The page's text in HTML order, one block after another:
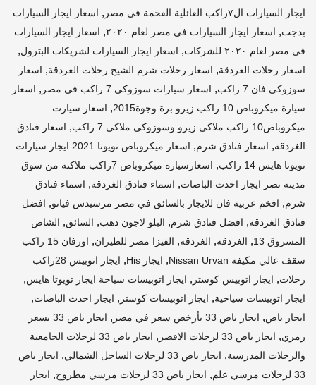
ايجار السيارات ال٧راكب العائلية الفخمة في مصر
, اسعار ايجار السيارات
بدجت, اسعار ايجار السيارات في مصر لعام ٢٠٢٠ , اسعار ايجار السيارات
في مصر لعام ٢٠٢٠ للشركات
, اسعار ايجار السيارات لشريكات البترول,
اسعار رحلات الغردقة, اسعار رحلات شرم الشيخ رحلات الغردقة, اسعار
سوزوكى فان 7 راكب
, اسعار سيارات سوزوكى 7 راكب فى مصر , اسعار
سيارة ميكروباص 10 راكب زيرو برة وجوة2015
, اسعار سيارت
ميكروباص10 راكب ملاكى زيرو وسوزوكى ملاكى 7 راكب
, اسعار فنادق
الغردقة, اسعار فنادق شرم,
اسعار ميكروباص تويوتا 2021 ايجار سيارات
تويوتا هايس 14 راكب
,
اسعارسيارة ميكروباص 7راكب ملاكىة من سوق
مدينه نصر ايجار احدث الباصات, اسماء فنادق الغردقة, اسماء فنادق
شرم, افخم عربية فان للايجار بالسائق في مصر مرسيدس فيانو, افضل
فنادق الغردقة, افضل فنادق شرم, البلو لاجون دهب, السائق, الشاص
المسروق 13
, الغردقة, الغردقه, الفيزا مصر للطيران,
اورفان 15 راكب
سقف عالي مكيفة Nissan Urvan
, ايجار His ,
ايجار اتوبيس 28راكب
رحلات, ايجار اتوبيس كوستر , ايجار اتوبيسات سياحة ايجار تويوتا هايس,
ايجار اتوبيسات سياحية, ايجار اتوبيسات كوستر , ايجار احدث الباصات,
ايجار باص, ايجار باص 33 بأرخص سعر في مصر ,
ايجار باص 33 بسعر
رمزي, ايجار باص 33 لرحلات الاقصر ,
ايجار باص 33 لرحلات الجامعية
والرحلات المدرسية, ايجار باص 33 لرحلات الساحل الشمالي , ايجار باص
33 لرحلات مرسي علم
, ايجار باص 33 لرحلات مرسي مطروح , ايجار